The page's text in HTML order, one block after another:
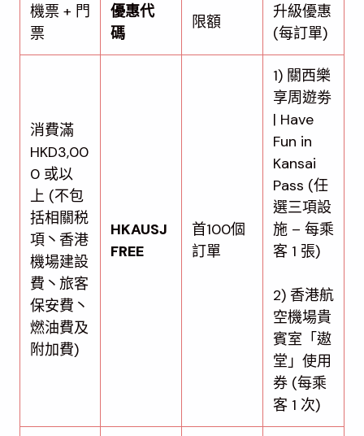
機票 + 門
票
優惠代
碼
限額
升級優惠
(每訂單)
消費滿
HKD3,00
0 或以
上 (不包
括相關税
項丶香港
機場建設
費丶旅客
保安費丶
燃油費及
附加費)
HKAUSJ
FREE
首100個
訂單
1) 關西樂
享周遊劵
| Have
Fun in
Kansai
Pass (任
選三項設
施 – 每乘
客 1 張)
2) 香港航
空機場貴
賓室「遨
堂」使用
券 (每乘
客 1 次)